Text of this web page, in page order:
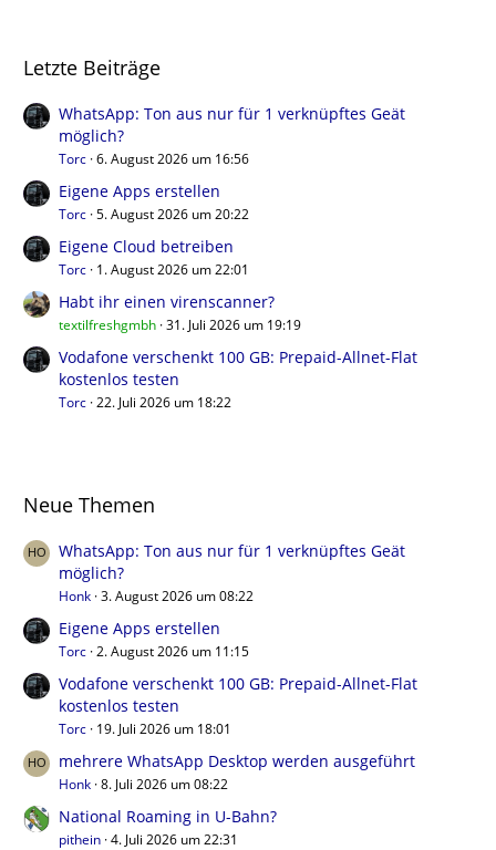
Letzte Beiträge
WhatsApp: Ton aus nur für 1 verknüpftes Geät
möglich?
Torc 6. August 2026 um 16:56
Eigene Apps erstellen
Torc 5. August 2026 um 20:22
Eigene Cloud betreiben
Torc 1. August 2026 um 22:01
Habt ihr einen virenscanner?
textilfreshgmbh 31. Juli 2026 um 19:19
Vodafone verschenkt 100 GB: Prepaid-Allnet-Flat
kostenlos testen
Torc 22. Juli 2026 um 18:22
Neue Themen
WhatsApp: Ton aus nur für 1 verknüpftes Geät
möglich?
Honk 3. August 2026 um 08:22
Eigene Apps erstellen
Torc 2. August 2026 um 11:15
Vodafone verschenkt 100 GB: Prepaid-Allnet-Flat
kostenlos testen
Torc 19. Juli 2026 um 18:01
mehrere WhatsApp Desktop werden ausgeführt
Honk 8. Juli 2026 um 08:22
National Roaming in U-Bahn?
pithein 4. Juli 2026 um 22:31